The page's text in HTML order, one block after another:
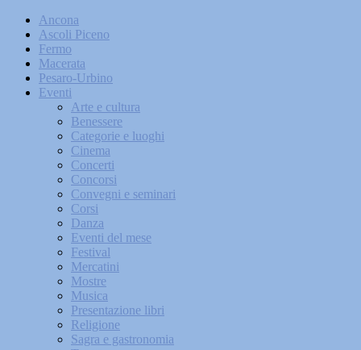
Ancona
Ascoli Piceno
Fermo
Macerata
Pesaro-Urbino
Eventi
Arte e cultura
Benessere
Categorie e luoghi
Cinema
Concerti
Concorsi
Convegni e seminari
Corsi
Danza
Eventi del mese
Festival
Mercatini
Mostre
Musica
Presentazione libri
Religione
Sagra e gastronomia